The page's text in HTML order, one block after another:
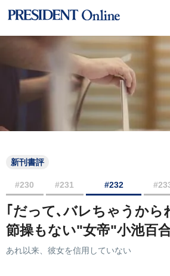
新刊書評
#230 #231 #232
｢だって､バレちゃうか
節操もない"女帝"小池百
あれ以来、彼女を信用していない